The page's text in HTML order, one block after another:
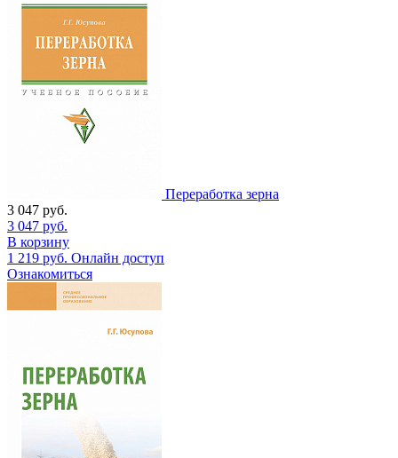
Переработка зерна
3 047 руб.
3 047 руб.
В корзину
1 219 руб. Онлайн доступ
Ознакомиться